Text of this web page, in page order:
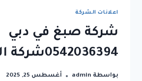
اعلانات الشركة
شركة صبغ في دبي
0542036394شركة العالمية
بواسطة admin أغسطس 25, 2025